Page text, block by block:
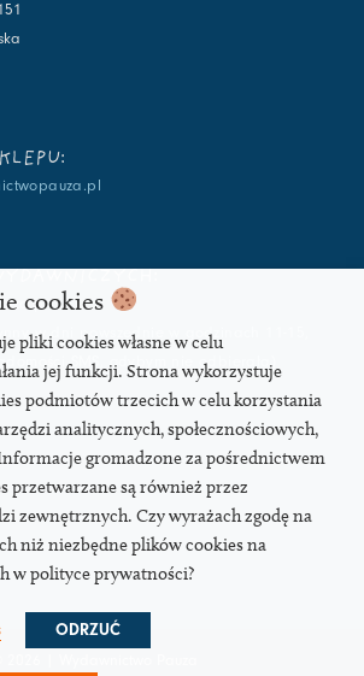
w dni powszednie w godzinach 11-15,
SMS, gdybym nie odbierała)
cookies
pliki cookies własne w celu
jej funkcji. Strona wykorzystuje
podmiotów trzecich w celu korzystania
analitycznych, społecznościowych,
gromadzone za pośrednictwem
przetwarzane są również przez
zewnętrznych. Czy wyrażach zgodę na
niż niezbędne plików cookies na
w polityce prywatności?
ODRZUĆ